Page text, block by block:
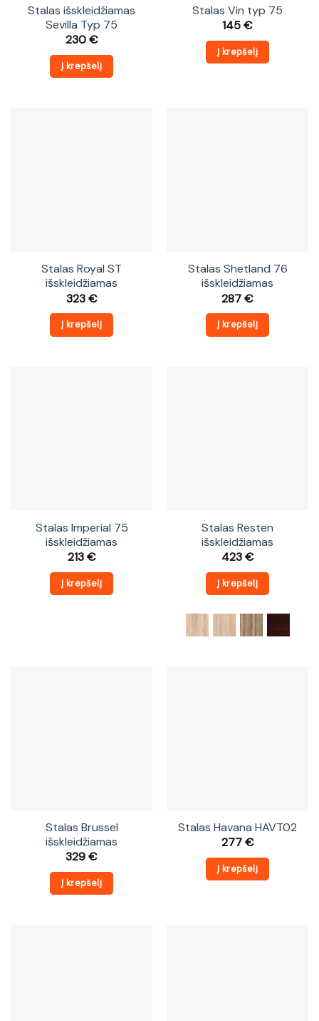
Stalas išskleidžiamas
Sevilla Typ 75
230€
Į krepšelį
Stalas Vin typ 75
145€
Į krepšelį
Stalas Royal ST
išskleidžiamas
323€
Į krepšelį
Stalas Shetland 76
išskleidžiamas
287€
Į krepšelį
Stalas Imperial 75
išskleidžiamas
213€
Į krepšelį
Stalas Resten
išskleidžiamas
423€
Į krepšelį
Stalas Brussel
išskleidžiamas
329€
Į krepšelį
Stalas Havana HAVT02
277€
Į krepšelį